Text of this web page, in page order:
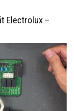
Electrolux –